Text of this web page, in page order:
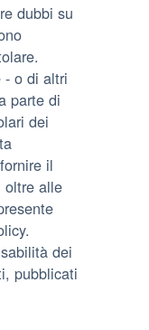
dubbi su
- o di altri
parte di
dei
il
oltre alle
dei
pubblicati